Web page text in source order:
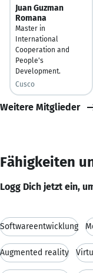
Juan Guzman
Romana
Master in
International
Cooperation and
People's
Development.
Cusco
Weitere Mitglieder
Fähigkeiten
Logg Dich jetzt ein,
Softwareentwicklung
Augmented reality